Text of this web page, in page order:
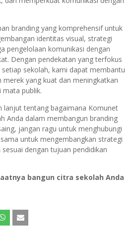
branding yang komprehensif untuk
identitas visual, strategi
pengelolaan komunikasi dengan
Dengan pendekatan yang terfokus
sekolah, kami dapat membantu
yang kuat dan meningkatkan
mata publik.
lanjut tentang bagaimana Komunet
Anda dalam membangun branding
jangan ragu untuk menghubungi
untuk mengembangkan strategi
dengan tujuan pendidikan
bangun citra sekolah Anda